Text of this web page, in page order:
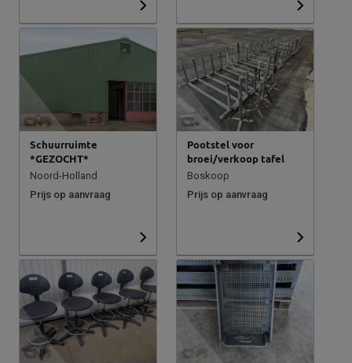
Schuurruimte
*GEZOCHT*
Noord-Holland
Prijs op aanvraag
Pootstel voor
broei/verkoop tafel
Boskoop
Prijs op aanvraag